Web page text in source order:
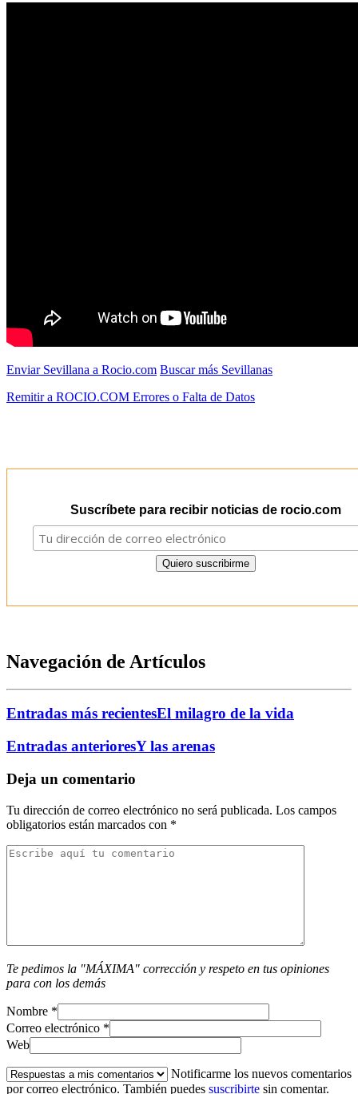
Enviar Sevillana a Rocio.com Buscar más Sevillanas
Remitir a ROCIO.COM Errores o Falta de Datos
Suscríbete para recibir noticias de rocio.com
Navegación de Artículos
Entradas más recientesEl milagro de la vida
Entradas anterioresY las arenas
Deja un comentario
Tu dirección de correo electrónico no será publicada. Los campos
obligatorios están marcados con *
Te pedimos la "MÁXIMA" corrección y respeto en tus opiniones
para con los demás
Nombre *
Correo electrónico *
Web
Notificarme los nuevos comentarios
por correo electrónico. También puedes suscribirte sin comentar.